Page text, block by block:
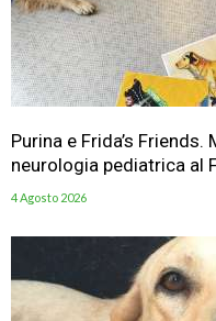
Purina e Frida’s
neurologia pediatrica al
4 Agosto 2026